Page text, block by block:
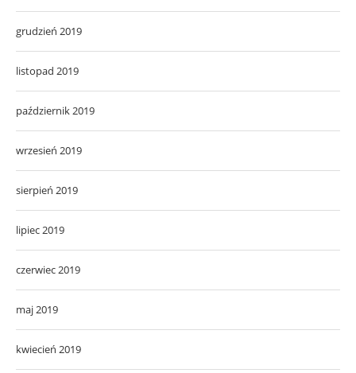
grudzień 2019
listopad 2019
październik 2019
wrzesień 2019
sierpień 2019
lipiec 2019
czerwiec 2019
maj 2019
kwiecień 2019